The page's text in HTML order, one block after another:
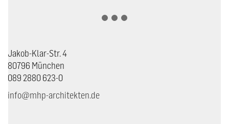
Jakob-Klar-Str. 4
80796 München
089 2880 623-0
info@mhp-architekten.de